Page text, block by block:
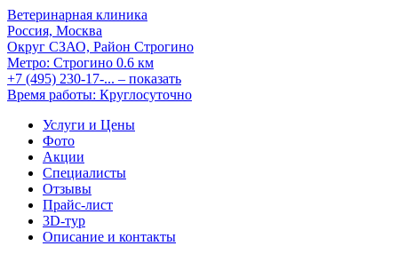
Ветеринарная клиника
Россия, Москва
Округ СЗАО, Район Строгино
Метро: Строгино 0.6 км
+7 (495) 230-17-... – показать
Время работы: Круглосуточно
Услуги и Цены
Фото
Акции
Специалисты
Отзывы
Прайс-лист
3D-тур
Описание и контакты